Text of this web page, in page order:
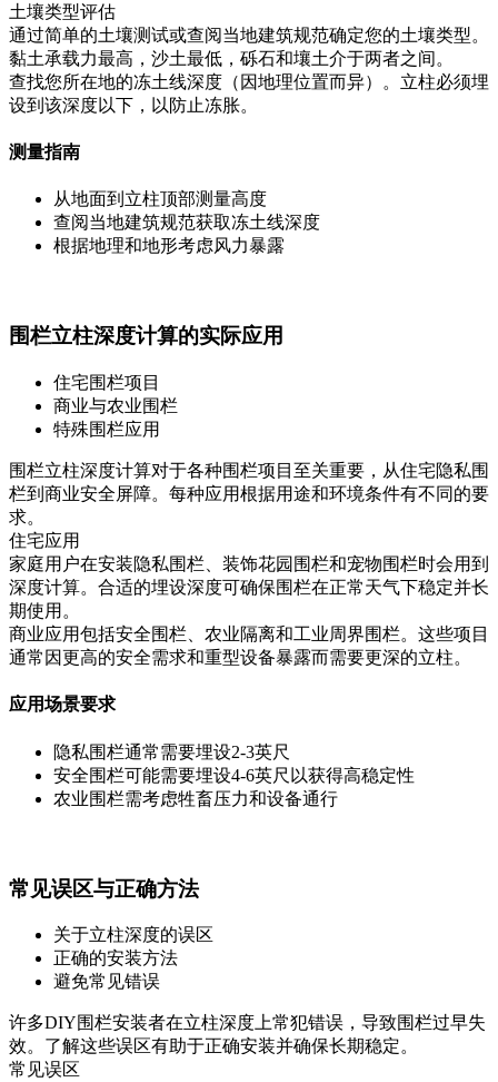
土壤类型评估
通过简单的土壤测试或查阅当地建筑规范确定您的土壤类型。
黏土承载力最高，沙土最低，砾石和壤土介于两者之间。
查找您所在地的冻土线深度（因地理位置而异）。立柱必须埋
设到该深度以下，以防止冻胀。
测量指南
从地面到立柱顶部测量高度
查阅当地建筑规范获取冻土线深度
根据地理和地形考虑风力暴露
围栏立柱深度计算的实际应用
住宅围栏项目
商业与农业围栏
特殊围栏应用
围栏立柱深度计算对于各种围栏项目至关重要，从住宅隐私围
栏到商业安全屏障。每种应用根据用途和环境条件有不同的要
求。
住宅应用
家庭用户在安装隐私围栏、装饰花园围栏和宠物围栏时会用到
深度计算。合适的埋设深度可确保围栏在正常天气下稳定并长
期使用。
商业应用包括安全围栏、农业隔离和工业周界围栏。这些项目
通常因更高的安全需求和重型设备暴露而需要更深的立柱。
应用场景要求
隐私围栏通常需要埋设2-3英尺
安全围栏可能需要埋设4-6英尺以获得高稳定性
农业围栏需考虑牲畜压力和设备通行
常见误区与正确方法
关于立柱深度的误区
正确的安装方法
避免常见错误
许多DIY围栏安装者在立柱深度上常犯错误，导致围栏过早失
效。了解这些误区有助于正确安装并确保长期稳定。
常见误区